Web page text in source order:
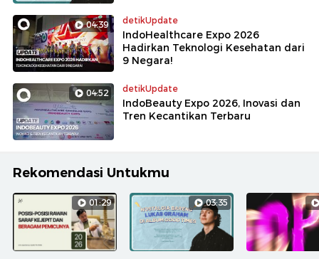
04:39 detikUpdate
IndoHealthcare Expo 2026
Hadirkan Teknologi Kesehatan dari
9 Negara!
04:52 detikUpdate
IndoBeauty Expo 2026, Inovasi dan
Tren Kecantikan Terbaru
Rekomendasi Untukmu
01:29 03:35